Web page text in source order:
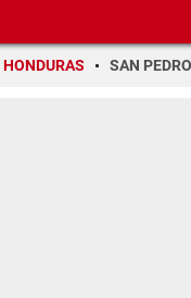
HONDURAS SAN PEDRO